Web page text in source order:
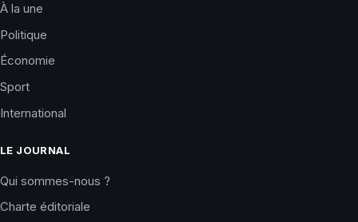
À la une
Politique
Économie
Sport
International
LE JOURNAL
Qui sommes-nous ?
Charte éditoriale